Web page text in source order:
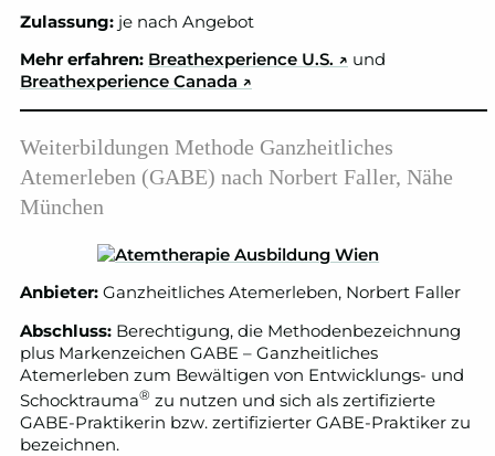
Zulassung: je nach Angebot
Mehr erfahren: Breathexperience U.S. ↗ und
Breathexperience Canada ↗
Weiterbildungen Methode Ganzheitliches
Atemerleben (GABE) nach Norbert Faller, Nähe
München
Anbieter: Ganzheitliches Atemerleben, Norbert Faller
Abschluss: Berechtigung, die Methodenbezeichnung
plus Markenzeichen GABE – Ganzheitliches
Atemerleben zum Bewältigen von Entwicklungs- und
Schocktrauma® zu nutzen und sich als zertifizierte
GABE-Praktikerin bzw. zertifizierter GABE-Praktiker zu
bezeichnen.